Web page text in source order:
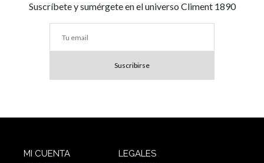
Suscríbete y sumérgete en el universo Climent 1890
MI CUENTA LEGALES